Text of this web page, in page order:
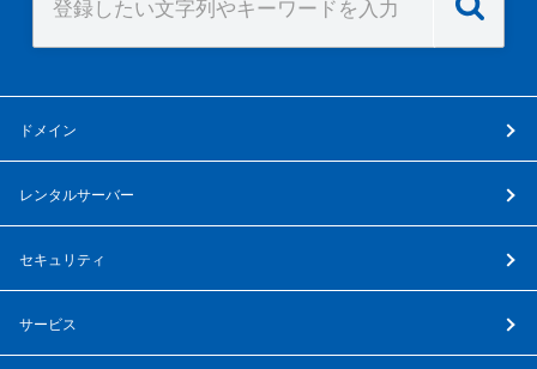
ドメイン
レンタルサーバー
セキュリティ
サービス